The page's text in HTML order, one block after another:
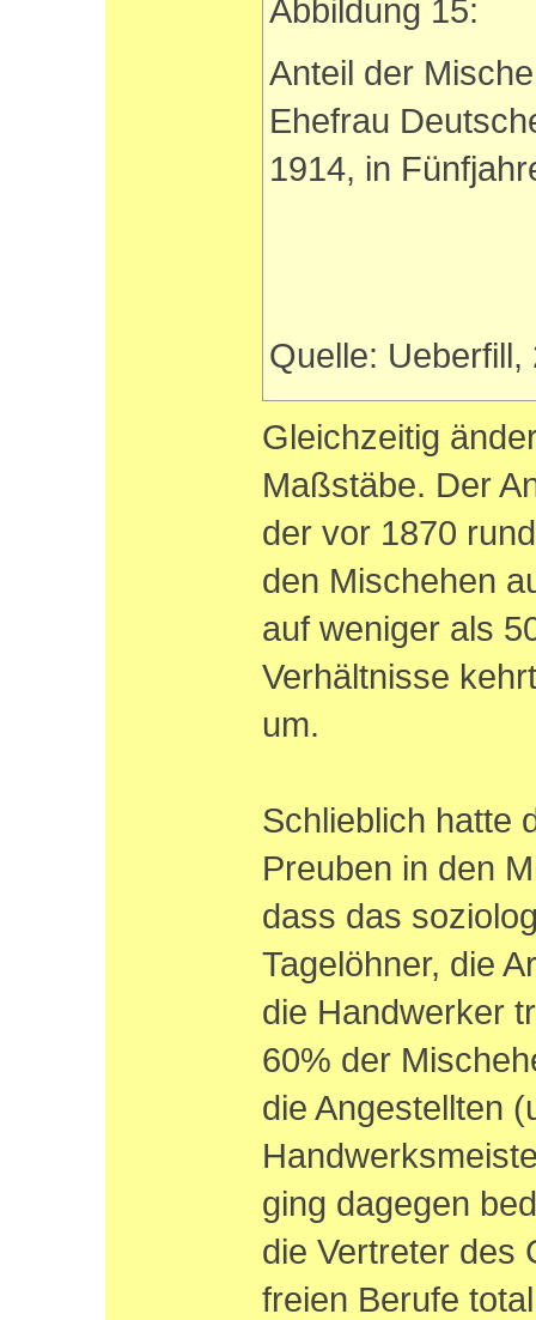
Abbildung 15:
Anteil der
Ehefrau
1914, in
Quelle: Ueberfill,
Gleichzeitig
Maßstäbe. Der
der vor 1870
den Mischehen
auf weniger als
Verhältnisse
um.
Schlieblich hatte
Preuben in den
dass das
Tagelöhner, die
die Handwerker
60% der
die Angestellten
ging dagegen
die Vertreter des
freien Berufe